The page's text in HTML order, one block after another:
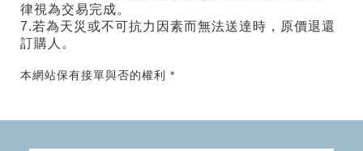
律視為交易完成。
7.若為天災或不可抗力因素而無法送達時，原價退還
訂購人。
本網站保有接單與否的權利 *